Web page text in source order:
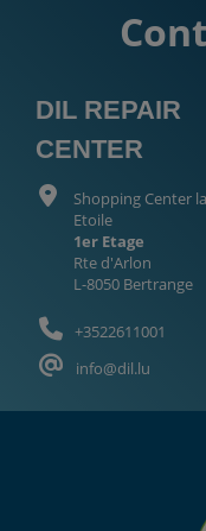
DIL REPAIR
CENTER
Shopping Center
Etoile
1er Etage
Rte d'Arlon
L-8050 Bertrange
+3522611001
info@dil.lu